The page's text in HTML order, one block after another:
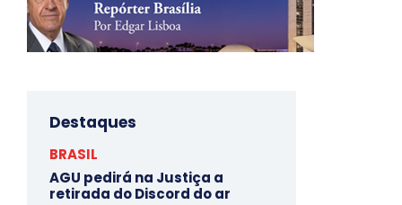
Destaques
BRASIL
AGU pedirá na Justiça a
retirada do Discord do ar